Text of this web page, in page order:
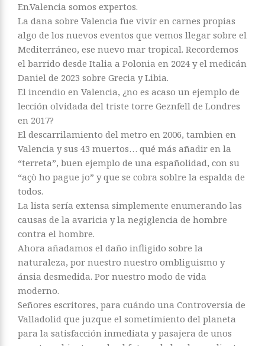
En.Valencia somos expertos.
La dana sobre Valencia fue vivir en carnes propias
algo de los nuevos eventos que vemos llegar sobre el
Mediterráneo, ese nuevo mar tropical. Recordemos
el barrido desde Italia a Polonia en 2024 y el medicán
Daniel de 2023 sobre Grecia y Libia.
El incendio en Valencia, ¿no es acaso un ejemplo de
lección olvidada del triste torre Geznfell de Londres
en 2017?
El descarrilamiento del metro en 2006, tambien en
Valencia y sus 43 muertos… qué más añadir en la
“terreta”, buen ejemplo de una españolidad, con su
“açò ho pague jo” y que se cobra soblre la espalda de
todos.
La lista sería extensa simplemente enumerando las
causas de la avaricia y la negiglencia de hombre
contra el hombre.
Ahora añadamos el daño infligido sobre la
naturaleza, por nuestro nuestro ombliguismo y
ánsia desmedida. Por nuestro modo de vida
moderno.
Señores escritores, para cuándo una Controversia de
Valladolid que juzque el sometimiento del planeta
para la satisfacción inmediata y pasajera de unos